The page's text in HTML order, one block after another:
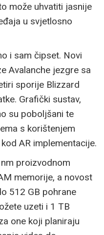
može uhvatiti jasnije
u svjetlosno
i sam čipset. Novi
Avalanche jezgre sa
sporije Blizzard
Grafički sustav,
su poboljšani te
s korištenjem
AR implementacije.
proizvodnom
memorije, a novost
512 GB pohrane
uzeti i 1 TB
one koji planiraju